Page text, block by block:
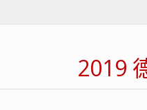
2019